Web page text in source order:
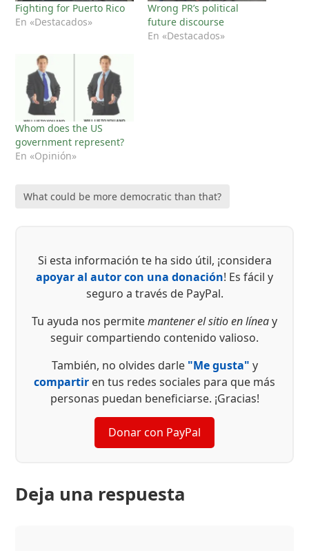
Fighting for Puerto Rico
En «Destacados»
Wrong PR’s political
future discourse
En «Destacados»
Whom does the US
government represent?
En «Opinión»
What could be more democratic than that?
Si esta información te ha sido útil, ¡considera
apoyar al autor con una donación! Es fácil y
seguro a través de PayPal.
Tu ayuda nos permitemantener el sitio en líneay
seguir compartiendo contenido valioso.
También, no olvides darle "Me gusta" y
compartir en tus redes sociales para que más
personas puedan beneficiarse. ¡Gracias!
Donar con PayPal
Deja una respuesta